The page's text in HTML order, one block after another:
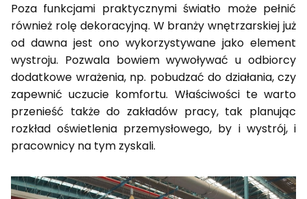
Poza funkcjami praktycznymi światło może pełnić
również rolę dekoracyjną. W branży wnętrzarskiej już
od dawna jest ono wykorzystywane jako element
wystroju. Pozwala bowiem wywoływać u odbiorcy
dodatkowe wrażenia, np. pobudzać do działania, czy
zapewnić uczucie komfortu. Właściwości te warto
przenieść także do zakładów pracy, tak planując
rozkład oświetlenia przemysłowego, by i wystrój, i
pracownicy na tym zyskali.